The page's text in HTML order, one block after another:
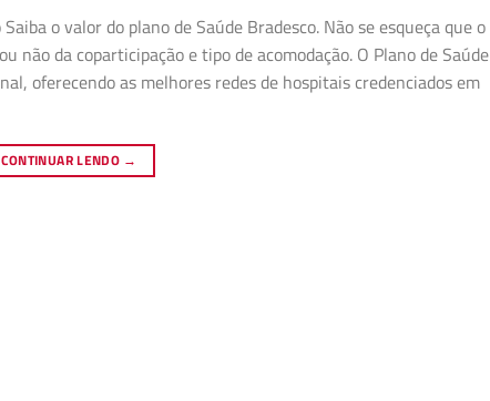
o valor do plano de Saúde Bradesco. Não se esqueça que o
não da coparticipação e tipo de acomodação. O Plano de Saúde
oferecendo as melhores redes de hospitais credenciados em
CONTINUAR LENDO →